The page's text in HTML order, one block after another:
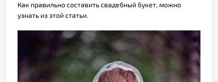
Как правильно составить свадебный букет, можно
узнать из этой статьи.